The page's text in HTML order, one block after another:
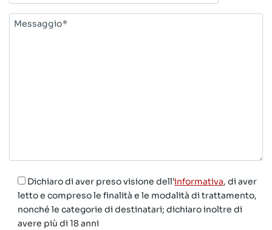
Messaggio*
Dichiaro di aver preso visione dell’informativa, di aver
letto e compreso le finalità e le modalità di trattamento,
nonché le categorie di destinatari; dichiaro inoltre di
avere più di 18 anni